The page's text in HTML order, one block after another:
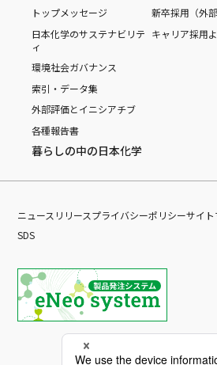
トップメッセージ
日本化学のサステナビリテ
ィ
環境社会ガバナンス
索引・データ集
外部評価とイニシアチブ
各種報告書
新卒採用（外部
キャリア採用
暮らしの中の日本化学
ニュースリリースプライバシーポリシーサイ
SDS